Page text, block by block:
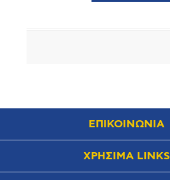
ΕΠΙΚΟΙΝΩΝΙΑ
ΧΡΗΣΙΜΑ LINKS